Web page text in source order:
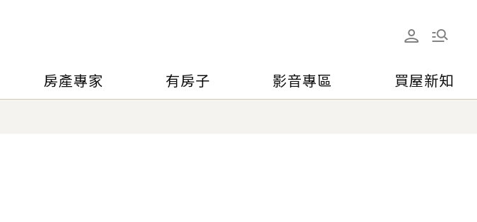
房產專家 有房子 影音專區 買屋新知